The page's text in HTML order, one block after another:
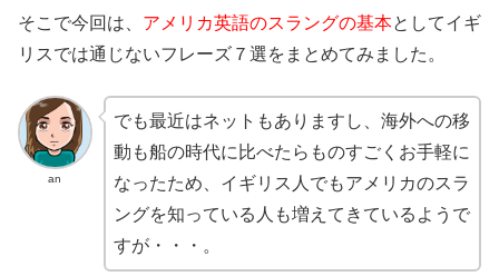
そこで今回は、 アメリカ英語のスラングの基本としてイギ
リスでは通じないフレーズ７選をまとめてみました。
an
でも最近はネットもありますし、海外への移
動も船の時代に比べたらものすごくお手軽に
なったため、イギリス人でもアメリカのスラ
ングを知っている人も増えてきているようで
すが・・・。